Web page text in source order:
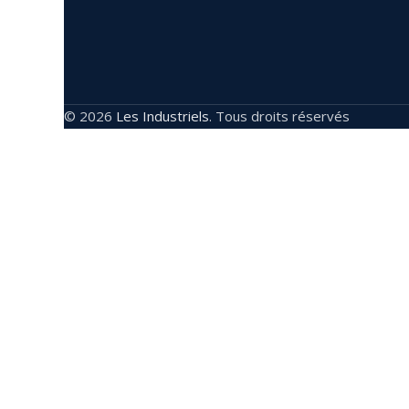
© 2026 Les Industriels. Tous droits réservés